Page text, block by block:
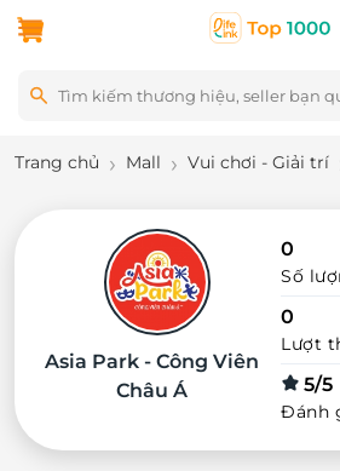
Trang chủ Mall Vui chơi - Giải trí
Asia Park - Công Viên
Châu Á
0
Số
0
Lượt
5/5
Đánh